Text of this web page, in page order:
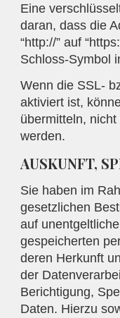
Eine
daran, dass die
“http://” auf
Schloss-Symbol
Wenn die SSL-
aktiviert ist,
übermitteln,
werden.
AUSKUNFT,
Sie haben im
gesetzlichen
auf
gespeicherten
deren Herkunft
der
Berichtigung,
Daten. Hierzu